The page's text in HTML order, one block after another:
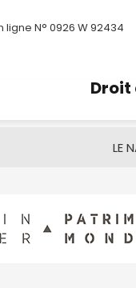
N° 0926 W 92434
Droit
LE